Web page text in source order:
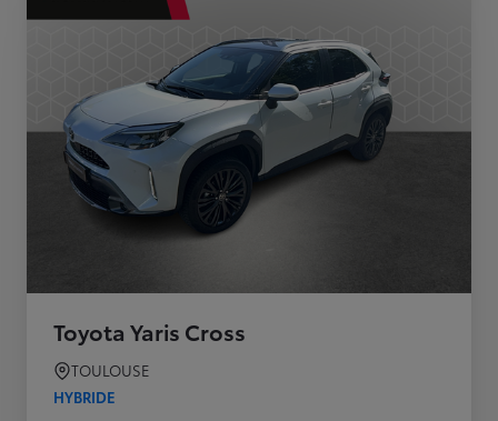
Toyota Yaris Cross
TOULOUSE
HYBRIDE